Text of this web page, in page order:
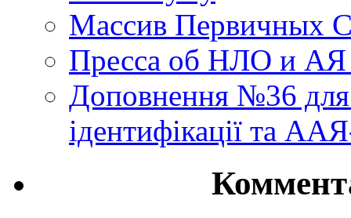
Массив Первичных
Пресса об НЛО и
Доповнення №36
ідентифікації та